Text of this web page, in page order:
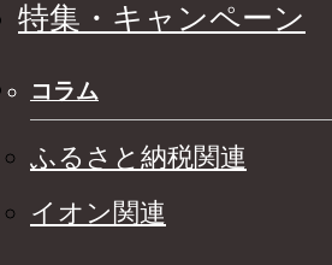
特集・キャンペーン
コラム
ふるさと納税関連
イオン関連